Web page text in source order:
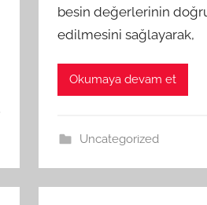
besin değerlerinin
edilmesini sağlayarak,
Okumaya devam et
Uncategorized